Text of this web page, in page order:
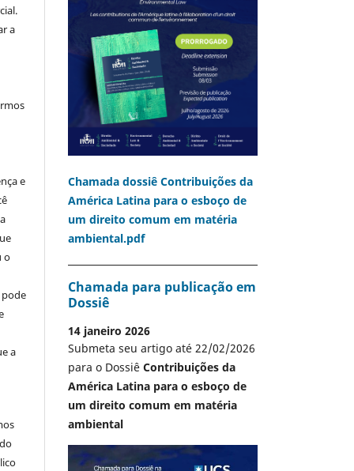
a
e
o
a
Chamada dossiê Contribuições da
América Latina para o esboço de
um direito comum em matéria
ambiental.pdf
Chamada para publicação em
Dossiê
14 janeiro 2026
Submeta seu artigo até 22/02/2026
para o Dossiê Contribuições da
América Latina para o esboço de
um direito comum em matéria
ambiental